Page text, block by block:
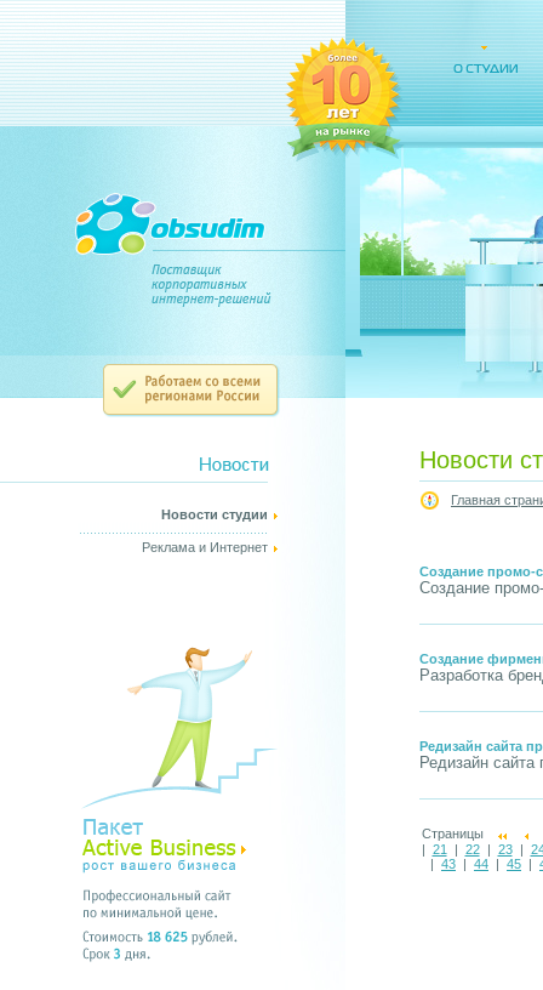
Новости студии
Реклама и Интернет
Новости
Главная
Создание промо-
Создание
Создание
Разработка
Редизайн сайта
Редизайн сайта
Страницы
| 21 | 22| 23|
| 43 | 44 | 45 |